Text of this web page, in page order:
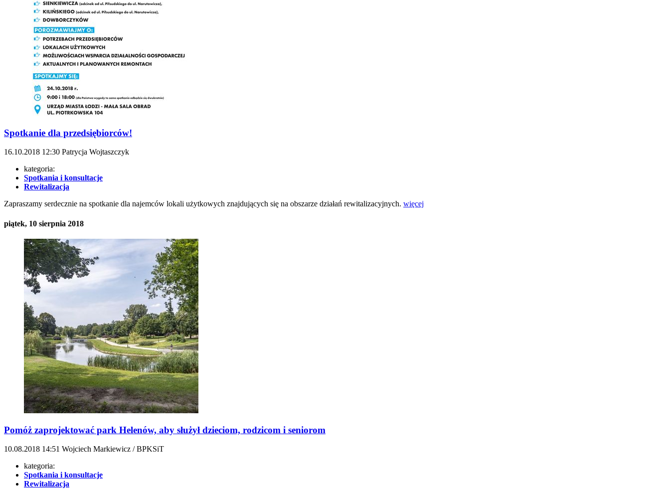
Spotkanie dla przedsiębiorców!
16.10.2018 12:30 Patrycja Wojtaszczyk
kategoria:
Spotkania i konsultacje
Rewitalizacja
Zapraszamy serdecznie na spotkanie dla najemców lokali użytkowych znajdujących się na obszarze działań rewitalizacyjnych. więcej
piątek, 10 sierpnia 2018
Pomóż zaprojektować park Helenów, aby służył dzieciom, rodzicom i seniorom
10.08.2018 14:51 Wojciech Markiewicz / BPKSiT
kategoria:
Spotkania i konsultacje
Rewitalizacja